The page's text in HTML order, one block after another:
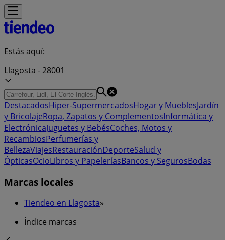
Estás aquí:
Llagosta - 28001
DestacadosHiper-SupermercadosHogar y MueblesJardín
y BricolajeRopa, Zapatos y ComplementosInformática y
ElectrónicaJuguetes y BebésCoches, Motos y
RecambiosPerfumerías y
BellezaViajesRestauraciónDeporteSalud y
ÓpticasOcioLibros y PapeleríasBancos y SegurosBodas
Marcas locales
Tiendeo en Llagosta»
Índice marcas